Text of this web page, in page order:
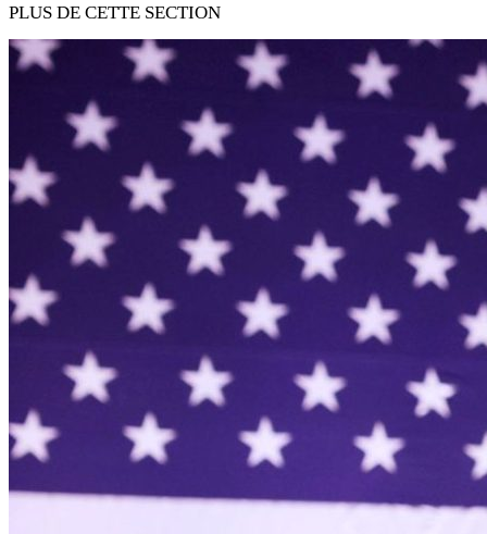
PLUS DE CETTE SECTION